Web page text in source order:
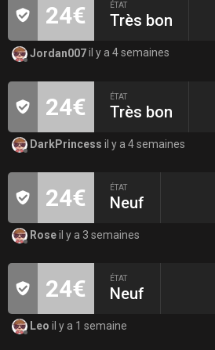
24€ ÉTAT
Très bon
Jordan007il y a 4 semaines
24€ ÉTAT
Très bon
DarkPrincess il y a 4 semaines
24€ ÉTAT
Neuf
Roseil y a 3 semaines
24€ ÉTAT
Neuf
Leo il y a 1 semaine